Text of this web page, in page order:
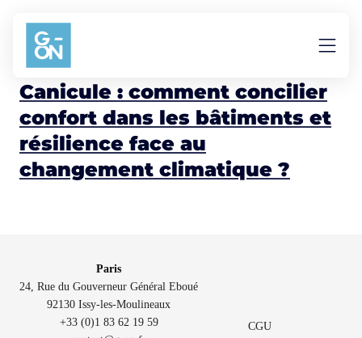
Aller au contenu
Simulation de confort
Canicule : comment concilier
confort dans les bâtiments et
résilience face au
changement climatique ?
Paris
24, Rue du Gouverneur Général Eboué
92130 Issy-les-Moulineaux
+33 (0)1 83 62 19 59
CGU